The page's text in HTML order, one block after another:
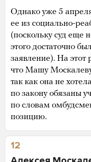
Однако уже 5
ее из социально-
(поскольку суд еще
этого достаточно
заявление). На этот
что Машу
так как она не
по закону обязаны
по словам
позицию.
12